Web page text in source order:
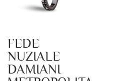
FEDE
NUZIALE
DAMIANI